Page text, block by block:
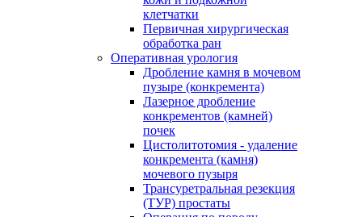
клетчатки
Первичная хирургическая
обработка ран
Оперативная урология
Дробление камня в мочевом
пузыре (конкремента)
Лазерное дробление
конкрементов (камней)
почек
Цистолитотомия - удаление
конкремента (камня)
мочевого пузыря
Трансуретральная резекция
(ТУР) простаты